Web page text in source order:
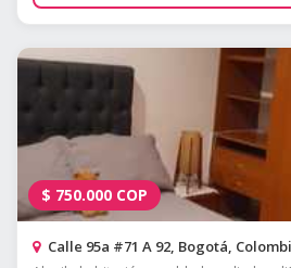
$ 750.000 COP
Calle 95a #71 A 92, Bogotá,